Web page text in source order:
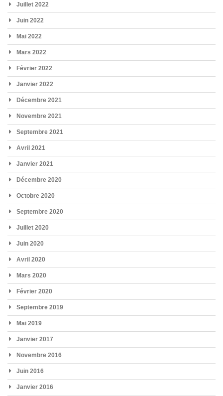
Juillet 2022
Juin 2022
Mai 2022
Mars 2022
Février 2022
Janvier 2022
Décembre 2021
Novembre 2021
Septembre 2021
Avril 2021
Janvier 2021
Décembre 2020
Octobre 2020
Septembre 2020
Juillet 2020
Juin 2020
Avril 2020
Mars 2020
Février 2020
Septembre 2019
Mai 2019
Janvier 2017
Novembre 2016
Juin 2016
Janvier 2016